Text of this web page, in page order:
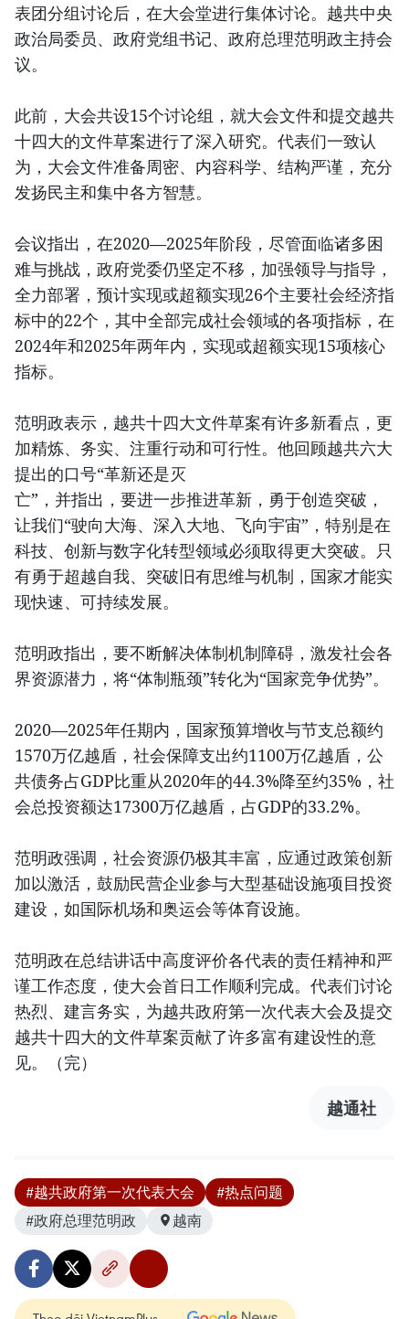
表团分组讨论后，在大会堂进行集体讨论。越共中央
政治局委员、政府党组书记、政府总理范明政主持会
议。
此前，大会共设15个讨论组，就大会文件和提交越共
十四大的文件草案进行了深入研究。代表们一致认
为，大会文件准备周密、内容科学、结构严谨，充分
发扬民主和集中各方智慧。
会议指出，在2020—2025年阶段，尽管面临诸多困
难与挑战，政府党委仍坚定不移，加强领导与指导，
全力部署，预计实现或超额实现26个主要社会经济指
标中的22个，其中全部完成社会领域的各项指标，在
2024年和2025年两年内，实现或超额实现15项核心
指标。
范明政表示，越共十四大文件草案有许多新看点，更
加精炼、务实、注重行动和可行性。他回顾越共六大
提出的口号“革新还是灭
亡”，并指出，要进一步推进革新，勇于创造突破，
让我们“驶向大海、深入大地、飞向宇宙”，特别是在
科技、创新与数字化转型领域必须取得更大突破。只
有勇于超越自我、突破旧有思维与机制，国家才能实
现快速、可持续发展。
范明政指出，要不断解决体制机制障碍，激发社会各
界资源潜力，将“体制瓶颈”转化为“国家竞争优势”。
2020—2025年任期内，国家预算增收与节支总额约
1570万亿越盾，社会保障支出约1100万亿越盾，公
共债务占GDP比重从2020年的44.3%降至约35%，社
会总投资额达17300万亿越盾，占GDP的33.2%。
范明政强调，社会资源仍极其丰富，应通过政策创新
加以激活，鼓励民营企业参与大型基础设施项目投资
建设，如国际机场和奥运会等体育设施。
范明政在总结讲话中高度评价各代表的责任精神和严
谨工作态度，使大会首日工作顺利完成。代表们讨论
热烈、建言务实，为越共政府第一次代表大会及提交
越共十四大的文件草案贡献了许多富有建设性的意
见。（完）
越通社
#越共政府第一次代表大会
#热点问题
#政府总理范明政
越南